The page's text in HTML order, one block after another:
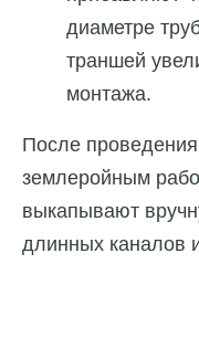
диаметре
траншей
монтажа.
После
землеройным
выкапывают
длинных каналов